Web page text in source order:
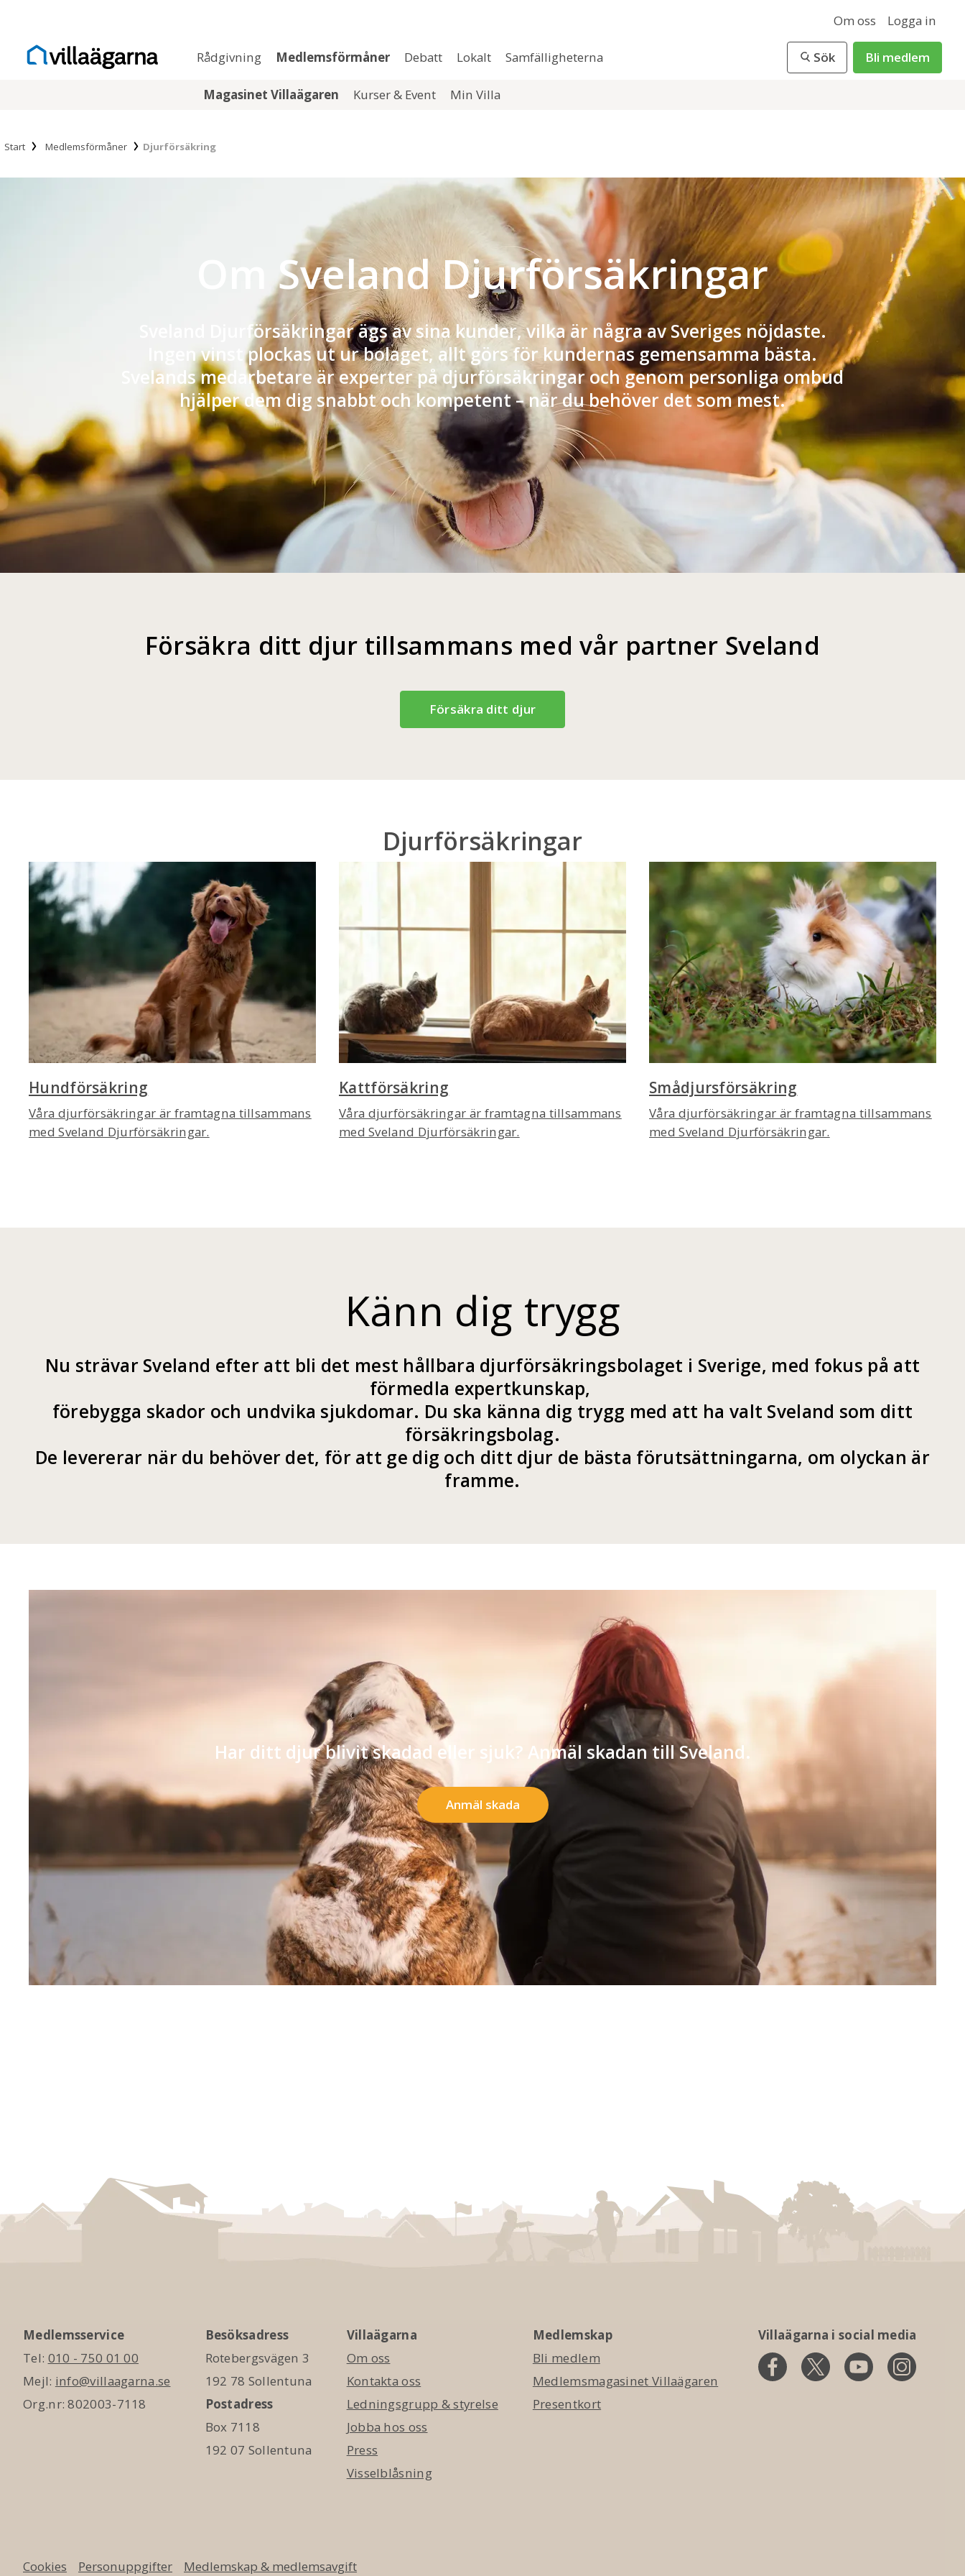
Om oss Logga in
Rådgivning Medlemsförmåner Debatt Lokalt Samfälligheterna Sök Bli medlem
Magasinet Villaägaren Kurser & Event Min Villa
Start Medlemsförmåner Djurförsäkring
Om Sveland Djurförsäkringar
Sveland Djurförsäkringar ägs av sina kunder, vilka är några av Sveriges nöjdaste.
Ingen vinst plockas ut ur bolaget, allt görs för kundernas gemensamma bästa.
Svelands medarbetare är experter på djurförsäkringar och genom personliga ombud
hjälper dem dig snabbt och kompetent – när du behöver det som mest.
Försäkra ditt djur tillsammans med vår partner Sveland
Försäkra ditt djur
Djurförsäkringar
Hundförsäkring
Våra djurförsäkringar är framtagna tillsammans
med Sveland Djurförsäkringar.
Kattförsäkring
Våra djurförsäkringar är framtagna tillsammans
med Sveland Djurförsäkringar.
Smådjursförsäkring
Våra djurförsäkringar är framtagna tillsammans
med Sveland Djurförsäkringar.
Känn dig trygg
Nu strävar Sveland efter att bli det mest hållbara djurförsäkringsbolaget i Sverige, med fokus på att
förmedla expertkunskap,
förebygga skador och undvika sjukdomar. Du ska känna dig trygg med att ha valt Sveland som ditt
försäkringsbolag.
De levererar när du behöver det, för att ge dig och ditt djur de bästa förutsättningarna, om olyckan är
framme.
Har ditt djur blivit skadad eller sjuk? Anmäl skadan till Sveland.
Anmäl skada
Medlemsservice
Tel: 010 - 750 01 00
Mejl: info@villaagarna.se
Org.nr: 802003-7118
Besöksadress
Rotebergsvägen 3
192 78 Sollentuna
Postadress
Box 7118
192 07 Sollentuna
Villaägarna
Om oss
Kontakta oss
Ledningsgrupp & styrelse
Jobba hos oss
Press
Visselblåsning
Medlemskap
Bli medlem
Medlemsmagasinet Villaägaren
Presentkort
Villaägarna i social media
Cookies Personuppgifter Medlemskap & medlemsavgift